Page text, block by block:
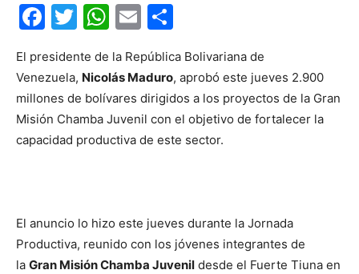
Facebook
Twitter
WhatsApp
Email
El presidente de la República Bolivariana de
Venezuela, Nicolás Maduro, aprobó este jueves 2.900
millones de bolívares dirigidos a los proyectos de la Gran
Misión Chamba Juvenil con el objetivo de fortalecer la
capacidad productiva de este sector.
El anuncio lo hizo este jueves durante la Jornada
Productiva, reunido con los jóvenes integrantes de
la Gran Misión Chamba Juvenil desde el Fuerte Tiuna en